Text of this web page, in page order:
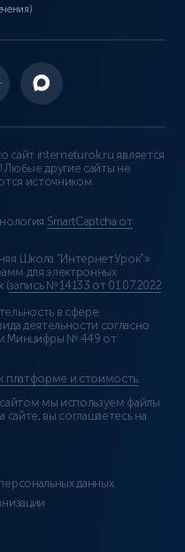
сайт interneturok.ru является
другие сайты не
источником
SmartCaptcha от
Школа “ИнтернетУрок”»
для электронных
(запись № 14133 от 01.07.2022
в сфере
деятельности согласно
Минцифры № 449 от
платформе и стоимость.
мы используем файлы
сайте, вы соглашаетесь на
данных